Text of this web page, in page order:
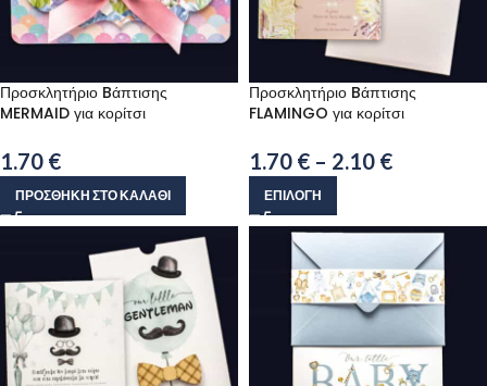
Προσκλητήριο Bάπτισης
MERMAID για κορίτσι
1.70 €
ΠΡΟΣΘΉΚΗ ΣΤΟ ΚΑΛΆΘΙ
Προσκλητήριο Bάπτισης
FLAMINGO για κορίτσι
1.70 € – 2.10 €
ΕΠΙΛΟΓΉ